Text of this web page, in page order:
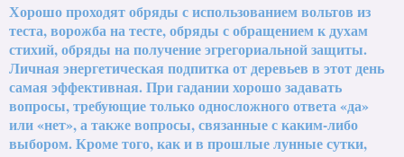
Хорошо проходят обряды с использованием вольтов из
теста, ворожба на тесте, обряды с обращением к духам
стихий, обряды на получение эгрегориальной защиты.
Личная энергетическая подпитка от деревьев в этот день
самая эффективная. При гадании хорошо задавать
вопросы, требующие только односложного ответа «да»
или «нет», а также вопросы, связанные с каким-либо
выбором. Кроме того, как и в прошлые лунные сутки,